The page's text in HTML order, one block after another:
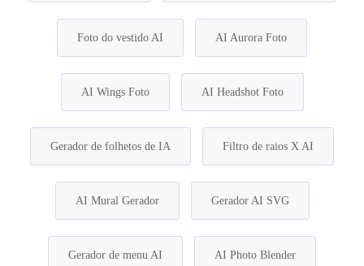
Foto do vestido AI AI Aurora Foto
AI Wings Foto AI Headshot Foto
Gerador de folhetos de IA Filtro de raios X AI
AI Mural Gerador Gerador AI SVG
Gerador de menu AI AI Photo Blender